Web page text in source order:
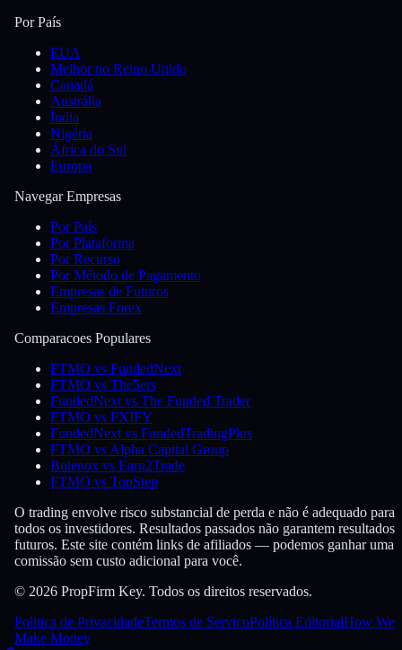
Por País
EUA
Melhor no Reino Unido
Canadá
Austrália
Índia
Nigéria
África do Sul
Europa
Navegar Empresas
Por País
Por Plataforma
Por Recurso
Por Método de Pagamento
Empresas de Futuros
Empresas Forex
Comparacoes Populares
FTMO vs FundedNext
FTMO vs The5ers
FundedNext vs The Funded Trader
FTMO vs FXIFY
FundedNext vs FundedTradingPlus
FTMO vs Alpha Capital Group
Bulenox vs Earn2Trade
FTMO vs TopStep
O trading envolve risco substancial de perda e não é adequado para
todos os investidores. Resultados passados não garantem resultados
futuros. Este site contém links de afiliados — podemos ganhar uma
comissão sem custo adicional para você.
© 2026 PropFirm Key. Todos os direitos reservados.
Politica de PrivacidadeTermos de ServicoPolítica EditorialHow We
Make Money